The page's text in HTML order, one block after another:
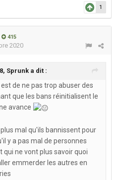
1
415
2020
Sprunk a dit :
de ne pas trop abuser des
que les bans réinitialisent le
avance
mal qu'ils bannissent pour
y a pas mal de personnes
qui ne vont plus savoir quoi
emmerder les autres en